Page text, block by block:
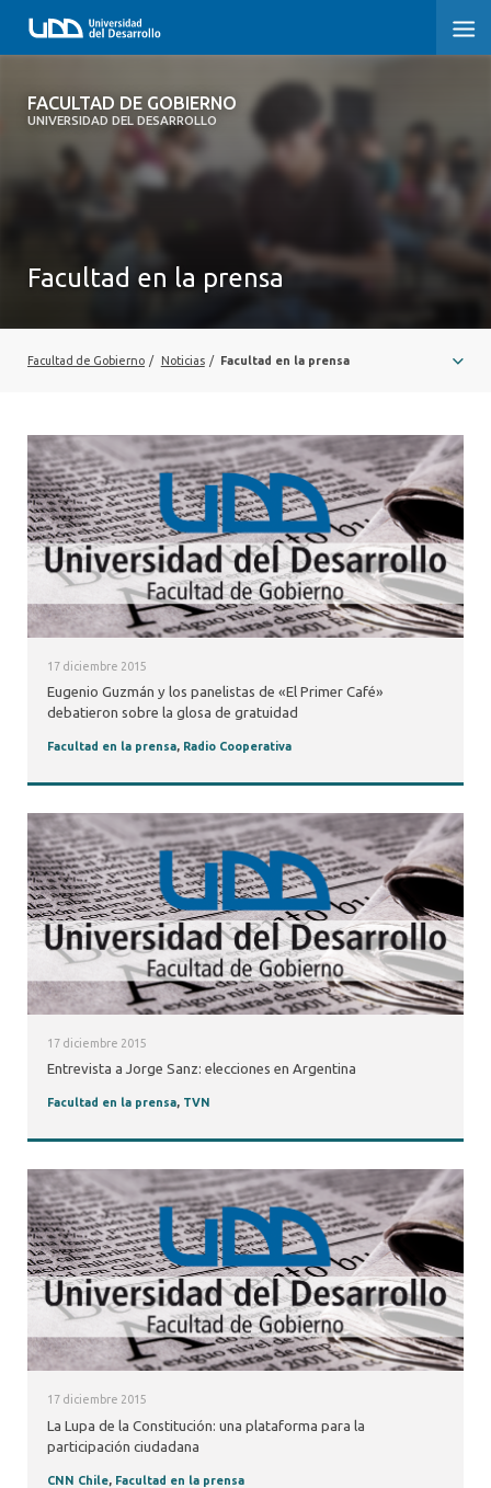
FACULTAD DE GOBIERNO
UNIVERSIDAD DEL DESARROLLO
FACULTAD DE GOBIERNO
Facultad en la prensa
Facultad de Gobierno / Noticias / Facultad en la prensa
17 diciembre 2015
Eugenio Guzmán y los panelistas de «El Primer Café»
debatieron sobre la glosa de gratuidad
Facultad en la prensa, Radio Cooperativa
17 diciembre 2015
Entrevista a Jorge Sanz: elecciones en Argentina
Facultad en la prensa, TVN
17 diciembre 2015
La Lupa de la Constitución: una plataforma para la
participación ciudadana
CNN Chile, Facultad en la prensa